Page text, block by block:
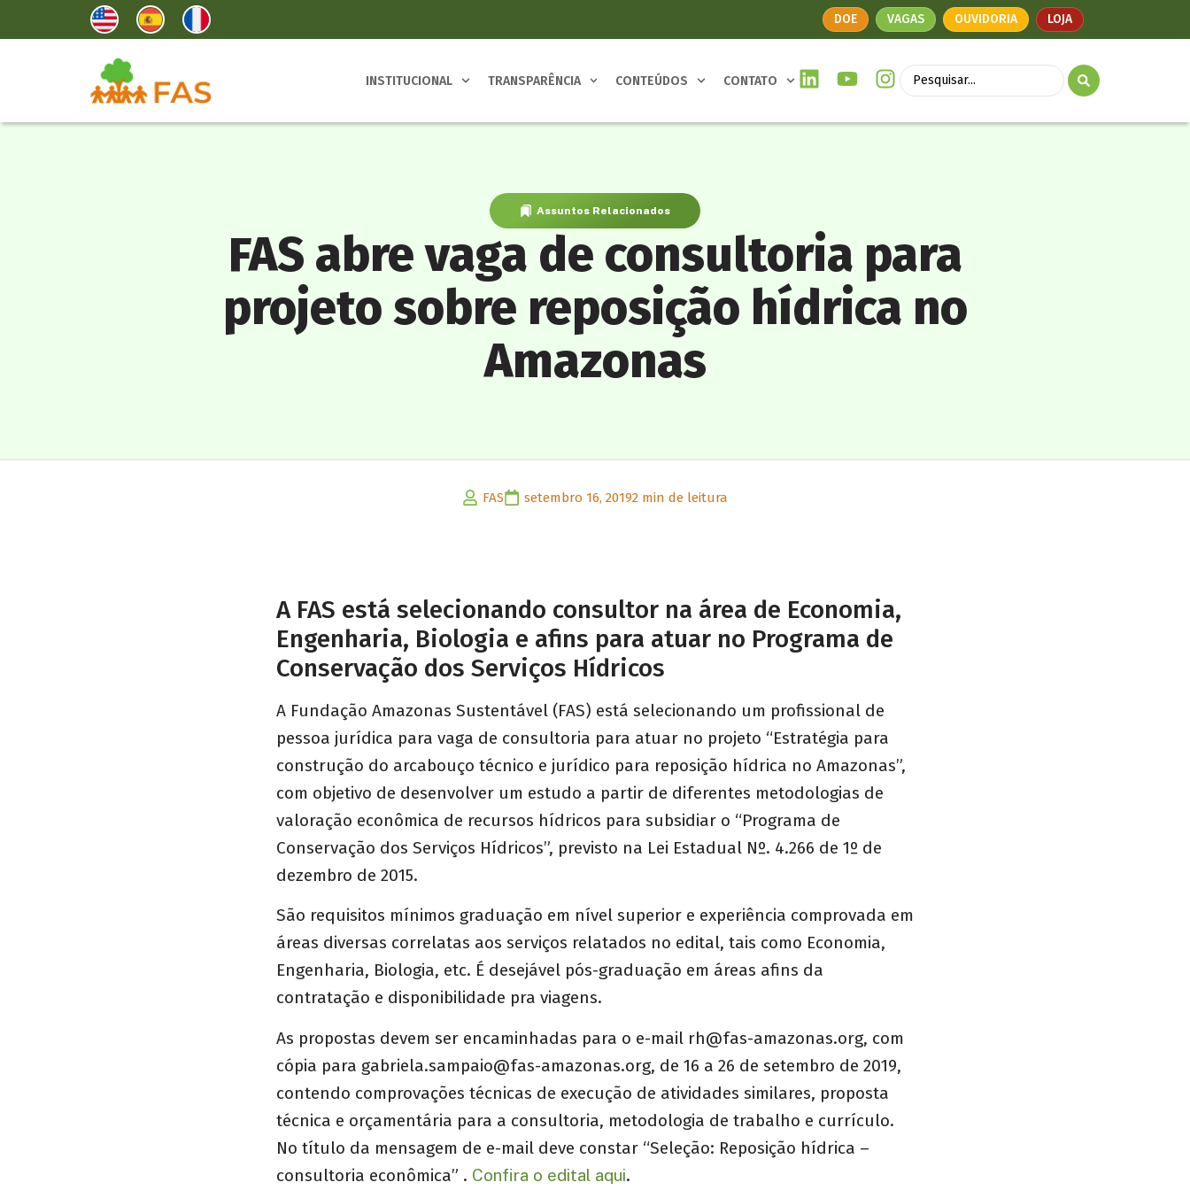
DOE VAGAS OUVIDORIA LOJA
INSTITUCIONAL TRANSPARÊNCIA CONTEÚDOS CONTATO
Assuntos Relacionados
FAS abre vaga de consultoria para
projeto sobre reposição hídrica no
Amazonas
FAS setembro 16, 20192 min de leitura
A FAS está selecionando consultor na área de Economia,
Engenharia, Biologia e afins para atuar no Programa de
Conservação dos Serviços Hídricos
A Fundação Amazonas Sustentável (FAS) está selecionando um profissional de
pessoa jurídica para vaga de consultoria para atuar no projeto “Estratégia para
construção do arcabouço técnico e jurídico para reposição hídrica no Amazonas”,
com objetivo de desenvolver um estudo a partir de diferentes metodologias de
valoração econômica de recursos hídricos para subsidiar o “Programa de
Conservação dos Serviços Hídricos”, previsto na Lei Estadual Nº. 4.266 de 1º de
dezembro de 2015.
São requisitos mínimos graduação em nível superior e experiência comprovada em
áreas diversas correlatas aos serviços relatados no edital, tais como Economia,
Engenharia, Biologia, etc. É desejável pós-graduação em áreas afins da
contratação e disponibilidade pra viagens.
As propostas devem ser encaminhadas para o e-mail rh@fas-amazonas.org, com
cópia para gabriela.sampaio@fas-amazonas.org, de 16 a 26 de setembro de 2019,
contendo comprovações técnicas de execução de atividades similares, proposta
técnica e orçamentária para a consultoria, metodologia de trabalho e currículo.
No título da mensagem de e-mail deve constar “Seleção: Reposição hídrica –
consultoria econômica” . Confira o edital aqui.